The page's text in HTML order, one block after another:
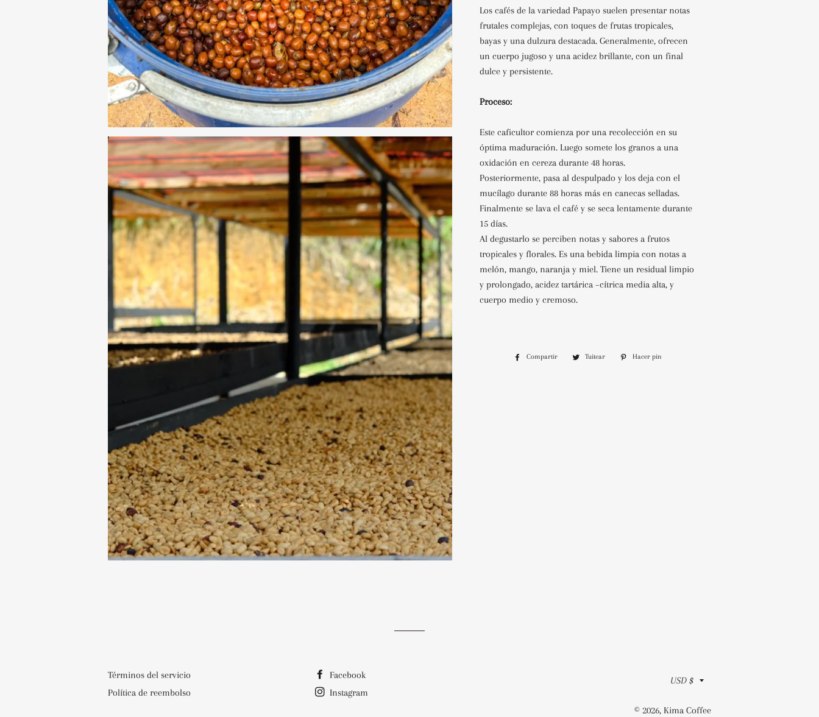
Los cafés de la variedad Papayo suelen presentar notas
frutales complejas, con toques de frutas tropicales,
bayas y una dulzura destacada. Generalmente, ofrecen
un cuerpo jugoso y una acidez brillante, con un final
dulce y persistente.
Proceso:
Este caficultor comienza por una recolección en su
óptima maduración. Luego somete los granos a una
oxidación en cereza durante 48 horas.
Posteriormente, pasa al despulpado y los deja con el
mucílago durante 88 horas más en canecas selladas.
Finalmente se lava el café y se seca lentamente durante
15 días.
Al degustarlo se perciben notas y sabores a frutos
tropicales y florales. Es una bebida limpia con notas a
melón, mango, naranja y miel. Tiene un residual limpio
y prolongado, acidez tartárica –cítrica media alta, y
cuerpo medio y cremoso.
Compartir
CompartirTuitear
Tuitear
Hacer pin
Términos del servicio
Política de reembolso
Facebook
Instagram
Moneda
USD $
© 2026, Kima Coffee